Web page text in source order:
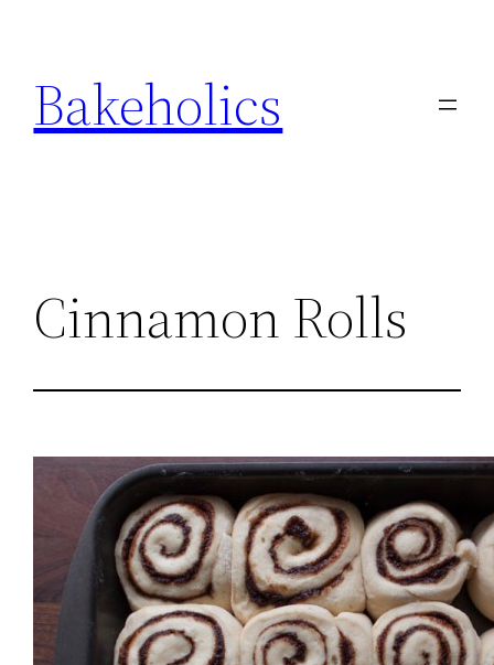
inhoud
Bakeholics
Cinnamon Rolls